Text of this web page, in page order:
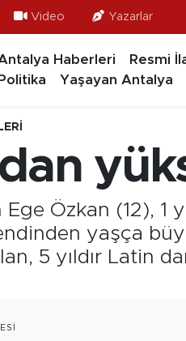
Video Yazarlar
Haberleri Resmi
Politika
Yaşayan Antalya
Özkan (12), 1
yaşça
5 yıldır Latin